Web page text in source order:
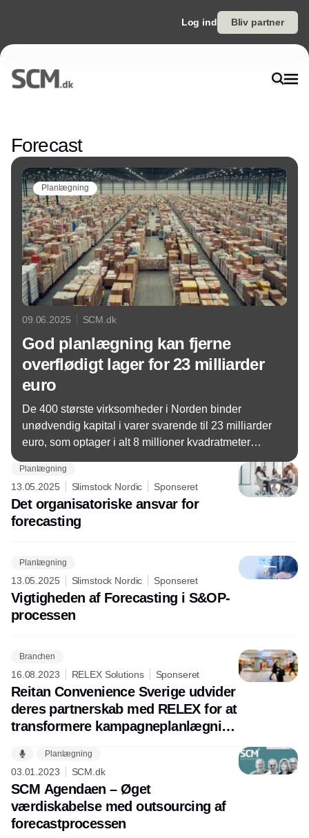
Log ind Bliv partner
Forecast
Planlægning
09.06.2025 SCM.dk
God planlægning kan fjerne
overflødigt lager for 23 milliarder
euro
De 400 største virksomheder i Norden binder
unødvendig kapital i varer svarende til 23 milliarder
euro, som optager i alt 8 millioner kvadratmeter
incitament til at forbedre planlægningen i
forsyningskæden. En undersøgelse peger på nogle
indsatsområder – og det starter med datakvalitet og
forecast-præcision.
Planlægning
13.05.2025 Slimstock Nordic Sponseret
Det organisatoriske ansvar for
forecasting
Planlægning
13.05.2025 Slimstock Nordic Sponseret
Vigtigheden af Forecasting i S&OP-
processen
Branchen
16.08.2023 RELEX Solutions Sponseret
Reitan Convenience Sverige udvider
deres partnerskab med RELEX for at
transformere kampagneplanlægning
Planlægning
03.01.2023 SCM.dk
SCM Agendaen – Øget
værdiskabelse med outsourcing af
forecastprocessen